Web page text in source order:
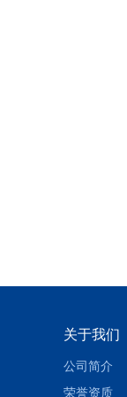
关于我们
公司简介
荣誉资质